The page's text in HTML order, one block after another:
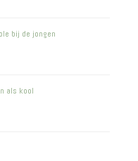
bij de jongen
als kool